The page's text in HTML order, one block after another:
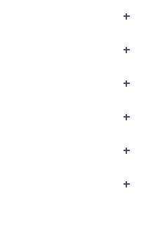
+
+
+
+
+
+